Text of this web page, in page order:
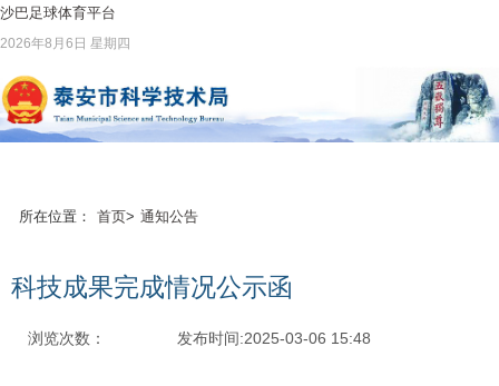
沙巴足球体育平台
2026年8月6日 星期四
所在位置： 首页> 通知公告
科技成果完成情况公示函
浏览次数： 发布时间:2025-03-06 15:48